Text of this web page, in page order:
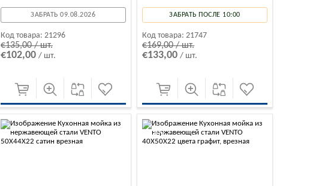
ЗАБРАТЬ 09.08.2026
Код товара: 21296
€135,00 / шт.
€102,00 / шт.
ЗАБРАТЬ ПОСЛЕ 10:00
Код товара: 21747
€169,00 / шт.
€133,00/ шт.
-10%